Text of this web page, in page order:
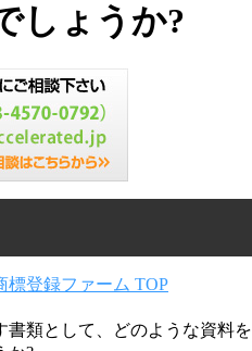
しょうか?
標登録ファーム TOP
書類として、どのような資料を